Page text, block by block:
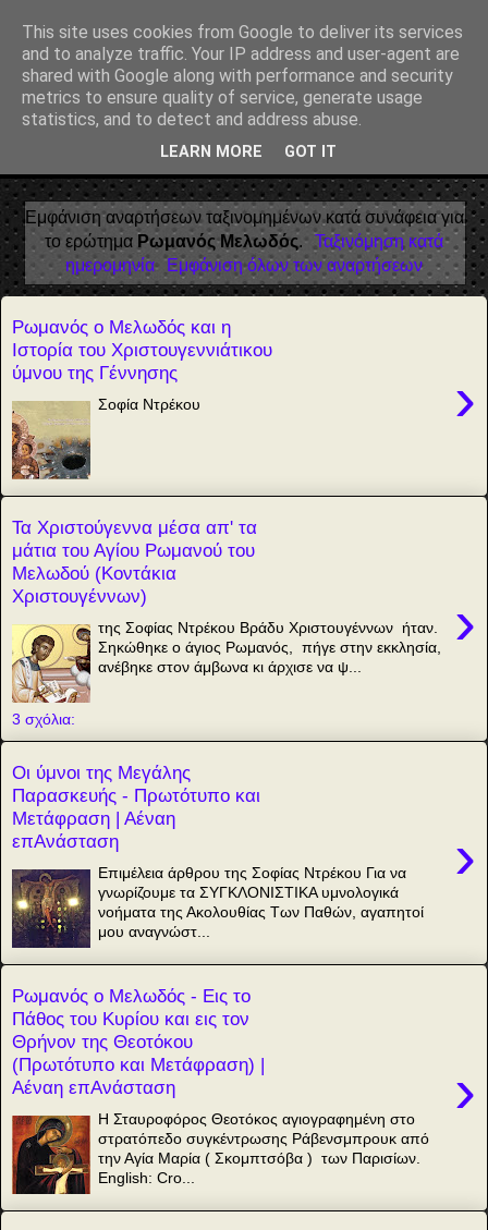
Αέναη επΑνάσταση
• Επιστήμη • Ψυχολογία • Λογοτεχνία • Τέχνες • Θεολογία •
Φιλοσοφία • Στοχασμοί... για τη μνήμη, τον άνθρωπο και το
Φως
Εμφάνιση αναρτήσεων ταξινομημένων κατά συνάφεια για
το ερώτημα Ρωμανός Μελωδός. Ταξινόμηση κατά
ημερομηνία
Εμφάνιση όλων των αναρτήσεων
Ρωμανός ο Μελωδός και η
Ιστορία του Χριστουγεννιάτικου
ύμνου της Γέννησης
›
Σοφία Ντρέκου
Τα Χριστούγεννα μέσα απ' τα
μάτια του Αγίου Ρωμανού του
Μελωδού (Κοντάκια
Χριστουγέννων)
›
της Σοφίας Ντρέκου Βράδυ Χριστουγέννων ήταν.
Σηκώθηκε ο άγιος Ρωμανός, πήγε στην εκκλησία,
ανέβηκε στον άμβωνα κι άρχισε να ψ...
3 σχόλια:
Οι ύμνοι της Μεγάλης
Παρασκευής - Πρωτότυπο και
Μετάφραση | Αέναη
επΑνάσταση
›
Επιμέλεια άρθρου της Σοφίας Ντρέκου Για να
γνωρίζουμε τα ΣΥΓΚΛΟΝΙΣΤΙΚΑ υμνολογικά
νοήματα της Ακολουθίας Των Παθών, αγαπητοί
μου αναγνώστ...
Ρωμανός ο Μελωδός - Εις το
Πάθος του Κυρίου και εις τον
Θρήνον της Θεοτόκου
(Πρωτότυπο και Μετάφραση) |
Αέναη επΑνάσταση
›
Η Σταυροφόρος Θεοτόκος αγιογραφημένη στο
στρατόπεδο συγκέντρωσης Ράβενσμπρουκ από
την Αγία Μαρία ( Σκομπτσόβα ) των Παρισίων.
English: Cro...
This site uses cookies from Google to deliver its services
and to analyze traffic. Your IP address and user-agent are
shared with Google along with performance and security
metrics to ensure quality of service, generate usage
statistics, and to detect and address abuse.
LEARN MORE GOT IT